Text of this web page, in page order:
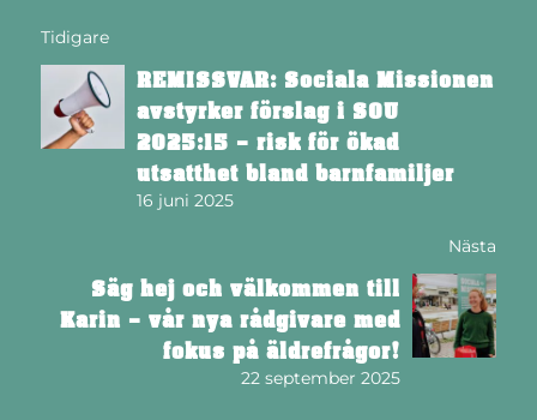
Tidigare
REMISSVAR: Sociala Missionen
avstyrker förslag i SOU
2025:15 – risk för ökad
utsatthet bland barnfamiljer
16 juni 2025
Nästa
Säg hej och välkommen till
Karin – vår nya rådgivare med
fokus på äldrefrågor!
22 september 2025